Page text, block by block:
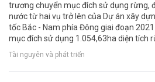
trương chuyển mục đích sử dụng rừng,
nước từ hai vụ trở lên của Dự án xây
tốc Bắc - Nam phía Đông giai đoạn
mục đích sử dụng 1.054,63ha diện tích
Tài nguyên và phát triển